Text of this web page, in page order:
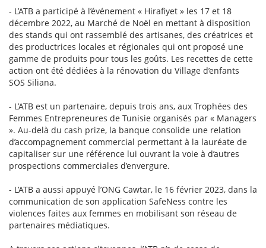
- L’ATB a participé à l’événement « Hirafiyet » les 17 et 18
décembre 2022, au Marché de Noël en mettant à disposition
des stands qui ont rassemblé des artisanes, des créatrices et
des productrices locales et régionales qui ont proposé une
gamme de produits pour tous les goûts. Les recettes de cette
action ont été dédiées à la rénovation du Village d’enfants
SOS Siliana.
- L’ATB est un partenaire, depuis trois ans, aux Trophées des
Femmes Entrepreneures de Tunisie organisés par « Managers
». Au-delà du cash prize, la banque consolide une relation
d’accompagnement commercial permettant à la lauréate de
capitaliser sur une référence lui ouvrant la voie à d’autres
prospections commerciales d’envergure.
- L’ATB a aussi appuyé l’ONG Cawtar, le 16 février 2023, dans la
communication de son application SafeNess contre les
violences faites aux femmes en mobilisant son réseau de
partenaires médiatiques.